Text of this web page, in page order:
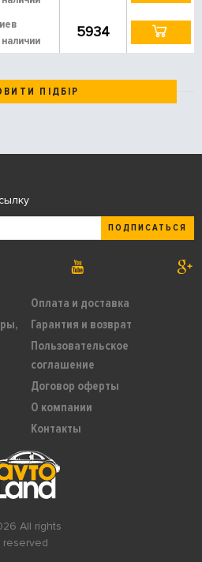
5934
ПІДБІР
All rights
reserved
Оплата и доставка
Гарантия и возврат
Пользовательское
соглашение
Договор оферты
О компании
Контакты
ПОДПИСАТЬСЯ